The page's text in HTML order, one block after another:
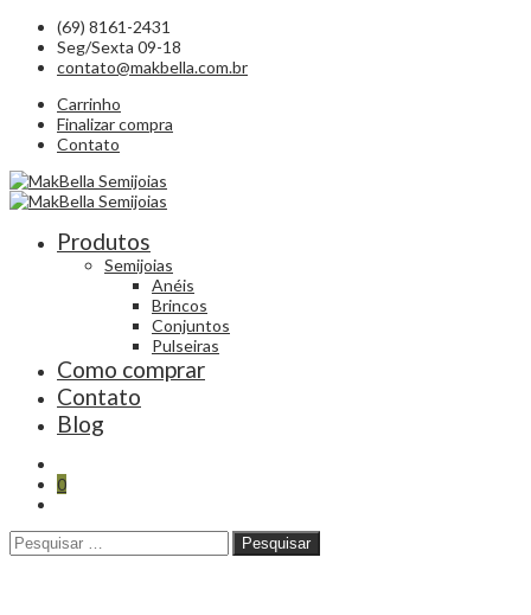
(69) 8161-2431
Seg/Sexta 09-18
contato@makbella.com.br
Carrinho
Finalizar compra
Contato
Produtos
Semijoias
Anéis
Brincos
Conjuntos
Pulseiras
Como comprar
Contato
Blog
0
Pesquisar Pesquisar